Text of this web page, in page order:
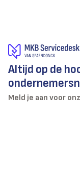
Altijd op de
Meld je aan voor